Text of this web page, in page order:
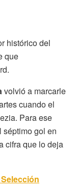
histórico del
que
volvió a marcarle
cuando el
Para ese
séptimo gol en
cifra que lo deja